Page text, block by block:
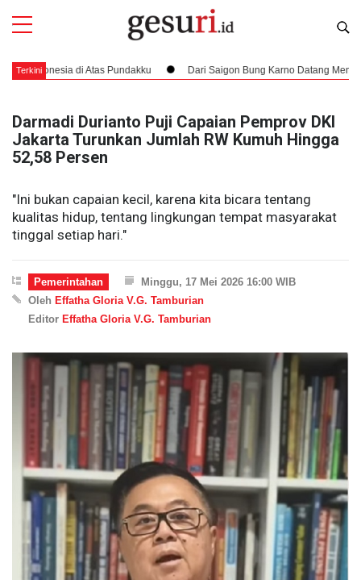
Terkini
di Atas Pundakku Dari Saigon Bung Karno Datang Menjemput Hak
Darmadi Durianto Puji Capaian Pemprov DKI
Jakarta Turunkan Jumlah RW Kumuh Hingga
52,58 Persen
"Ini bukan capaian kecil, karena kita bicara tentang
kualitas hidup, tentang lingkungan tempat masyarakat
tinggal setiap hari."
Pemerintahan
Minggu, 17 Mei 2026 16:00 WIB
Oleh Effatha Gloria V.G. Tamburian
Editor Effatha Gloria V.G. Tamburian